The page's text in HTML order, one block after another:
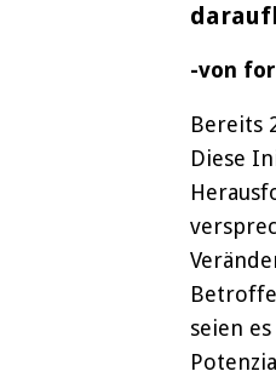
-von
Bereits
Diese
seien